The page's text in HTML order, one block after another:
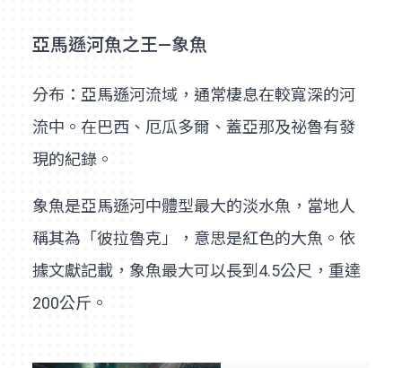
亞馬遜河魚之王—象魚
分布：亞馬遜河流域，通常棲息在較寬深的河
流中。在巴西、厄瓜多爾、蓋亞那及祕魯有發
現的紀錄。
象魚是亞馬遜河中體型最大的淡水魚，當地人
稱其為「彼拉魯克」，意思是紅色的大魚。依
據文獻記載，象魚最大可以長到4.5公尺，重達
200公斤。